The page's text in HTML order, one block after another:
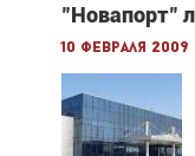
"Новапорт"
10 февраля 2009